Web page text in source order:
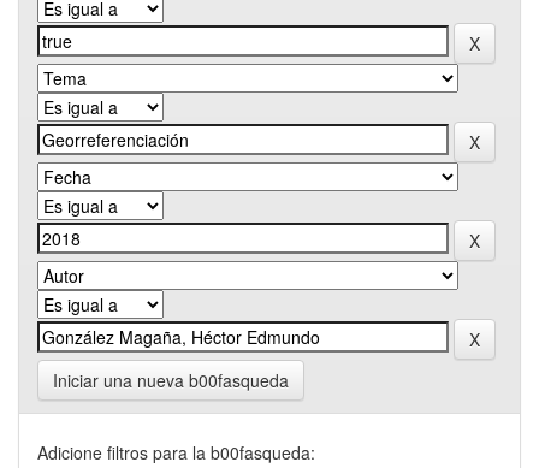
Iniciar una nueva b00fasqueda
Adicione filtros para la b00fasqueda: